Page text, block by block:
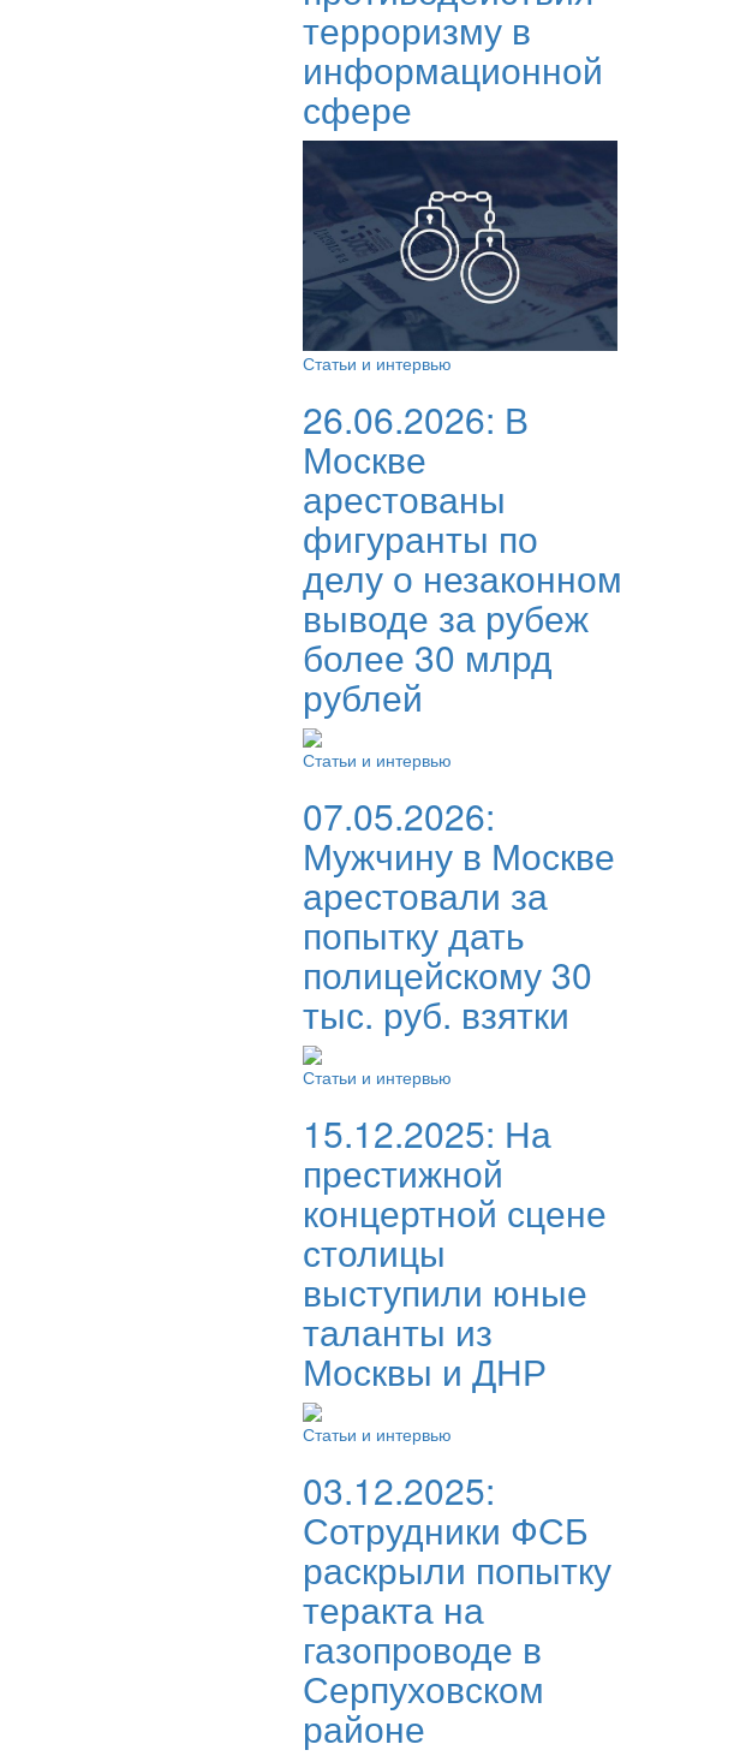
терроризму в
информационной
сфере
Статьи и интервью
26.06.2026: В
Москве
арестованы
фигуранты по
делу о незаконном
выводе за рубеж
более 30 млрд
рублей
Статьи и интервью
07.05.2026:
Мужчину в Москве
арестовали за
попытку дать
полицейскому 30
тыс. руб. взятки
Статьи и интервью
15.12.2025: На
престижной
концертной сцене
столицы
выступили юные
таланты из
Москвы и ДНР
Статьи и интервью
03.12.2025:
Сотрудники ФСБ
раскрыли попытку
теракта на
газопроводе в
Серпуховском
районе